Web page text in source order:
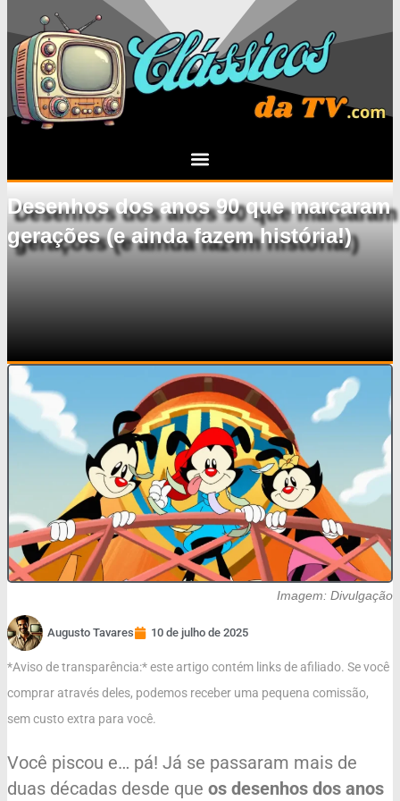
Desenhos dos anos 90 que marcaram
gerações (e ainda fazem história!)
Imagem: Divulgação
Augusto Tavares 10 de julho de 2025
*Aviso de transparência:* este artigo contém links de afiliado. Se você
comprar através deles, podemos receber uma pequena comissão,
sem custo extra para você.
Você piscou e… pá! Já se passaram mais de
duas décadas desde que os desenhos dos anos